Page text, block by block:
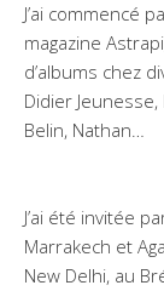
J’ai commencé
magazine
d’albums chez
Didier Jeunesse,
Belin, Nathan…
J’ai été invitée
Marrakech et
New Delhi, au